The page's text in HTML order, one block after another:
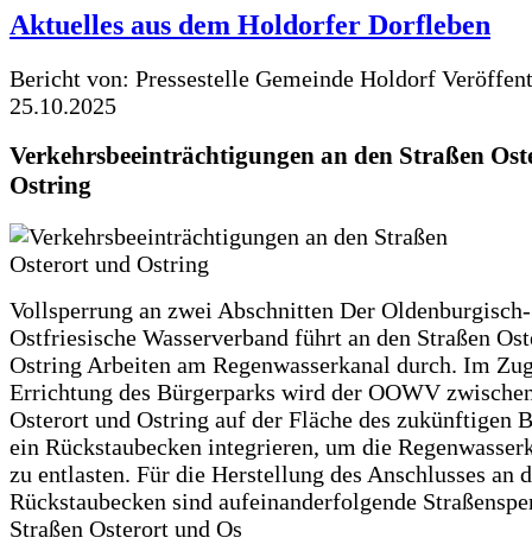
Aktuelles aus dem Holdorfer Dorfleben
Bericht von: Pressestelle Gemeinde Holdorf
25.10.2025
Verkehrsbeeinträchtigungen an den Straßen
Ostring
Vollsperrung an zwei Abschnitten Der Oldenburgisch-
Ostfriesische Wasserverband führt an den Straßen
Ostring Arbeiten am Regenwasserkanal durch. Im
Errichtung des Bürgerparks wird der OOWV
Osterort und Ostring auf der Fläche des zukünftigen
ein Rückstaubecken integrieren, um die
zu entlasten. Für die Herstellung des Anschlusses an
Rückstaubecken sind aufeinanderfolgende
Straßen Osterort und Os